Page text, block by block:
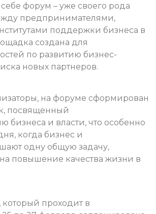
форум – уже своего рода
предпринимателями,
поддержки бизнеса в
создана для
по развитию бизнес-
новых партнеров.
на форуме сформирован
посвященный
бизнеса и власти, что особенно
когда бизнес и
одну общую задачу,
повышение качества жизни в
проходит в